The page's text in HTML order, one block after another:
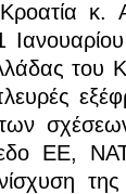
κ.
του
των
ΕΕ,